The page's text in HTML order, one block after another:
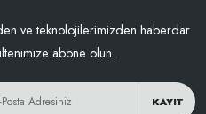
ve teknolojilerimizden haberdar
abone olun.
KAYIT